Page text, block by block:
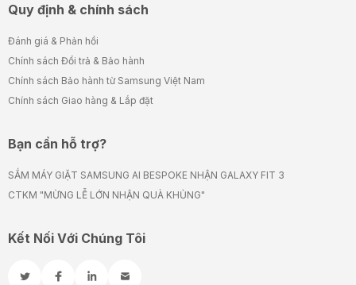
Quy định & chính sách
Đánh giá & Phản hồi
Chính sách Đổi trả & Bảo hành
Chính sách Bảo hành từ Samsung Việt Nam
Chính sách Giao hàng & Lắp đặt
Bạn cần hỗ trợ?
SẮM MÁY GIẶT SAMSUNG AI BESPOKE NHẬN GALAXY FIT 3
CTKM "MỪNG LỄ LỚN NHẬN QUÀ KHỦNG"
Kết Nối Với Chúng Tôi